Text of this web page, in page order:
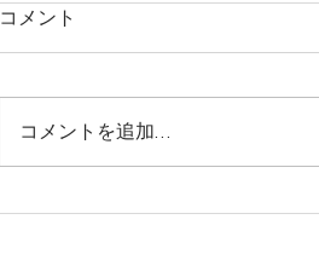
お知らせ(※健康保険証につ
コメント
コメントを追加…